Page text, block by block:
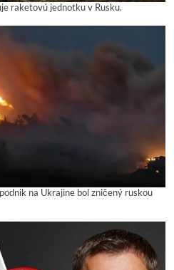
raketovú jednotku v Rusku.
na Ukrajine bol zničený ruskou